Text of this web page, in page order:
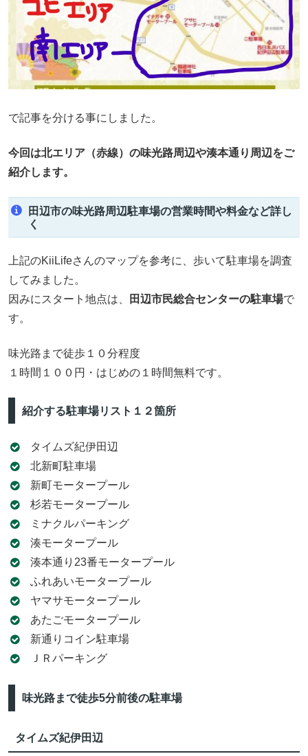
で記事を分ける事にしました。
今回は北エリア（赤線）の味光路周辺や湊本通り周辺をご
紹介します。
田辺市の味光路周辺駐車場の営業時間や料金など詳し
く
上記のKiiLifeさんのマップを参考に、歩いて駐車場を調査
してみました。
因みにスタート地点は、
田辺市民総合センターの駐車場で
す。
味光路まで徒歩１０分程度
１時間１００円・はじめの１時間無料です。
紹介する駐車場リスト１２箇所
タイムズ紀伊田辺
北新町駐車場
新町モータープール
杉若モータープール
ミナクルパーキング
湊モータープール
湊本通り23番モータープール
ふれあいモータープール
ヤマサモータープール
あたごモータープール
新通りコイン駐車場
ＪＲパーキング
味光路まで徒歩5分前後の駐車場
タイムズ紀伊田辺